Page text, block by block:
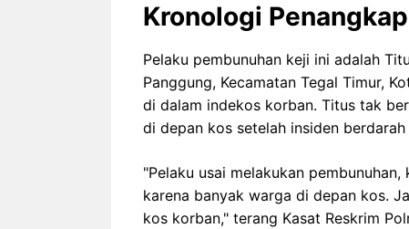
Kronologi
Pelaku pembunuhan keji ini adalah
Panggung, Kecamatan Tegal Timur,
di dalam indekos korban. Titus tak
di depan kos setelah insiden berdarah
"Pelaku usai melakukan
karena banyak warga di depan kos.
kos korban," terang Kasat Reskrim